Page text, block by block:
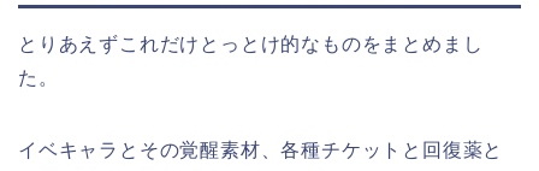
とりあえずこれだけとっとけ的なものをまとめまし
た。
イベキャラとその覚醒素材、各種チケットと回復薬と